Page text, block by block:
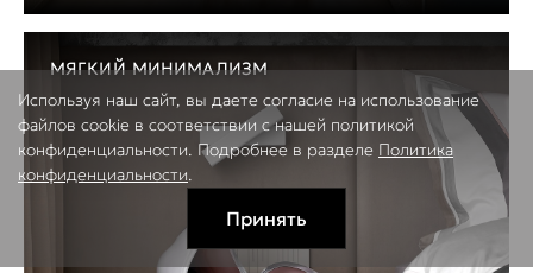
МЯГКИЙ МИНИМАЛИЗМ
Используя наш сайт, вы даете согласие на использование
файлов cookie в соответствии с нашей политикой
конфиденциальности. Подробнее в разделе Политика
конфиденциальности.
Принять